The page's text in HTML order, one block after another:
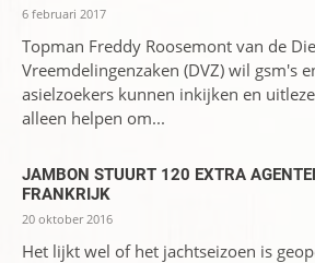
6 februari 2017
Topman Freddy Roosemont van de
Vreemdelingenzaken (DVZ) wil gsm's
asielzoekers kunnen inkijken en
alleen helpen om...
JAMBON STUURT 120 EXTRA
FRANKRIJK
20 oktober 2016
Het lijkt wel of het jachtseizoen is